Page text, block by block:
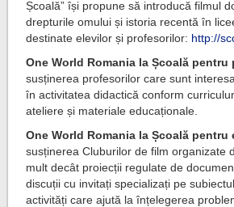
Școală” își propune să introducă filmul
drepturile omului și istoria recentă în
destinate elevilor și profesorilor: http://
One World Romania la Școală pentru
susținerea profesorilor care sunt
în activitatea didactică conform
ateliere și materiale educaționale.
One World Romania la Școală pentru
susținerea Cluburilor de film organizate
mult decât proiecții regulate de
discuții cu invitați specializați pe
activități care ajută la înțelegerea